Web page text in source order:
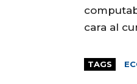
cara al
TAGS